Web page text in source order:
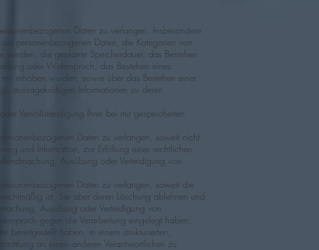
Daten zu verlangen. Insbesondere
personenbezogenen Daten, die Kategorien von
die geplante Speicherdauer, das Bestehen
oder Widerspruch, das Bestehen eines
erhoben wurden, sowie über das Bestehen einer
aussagekräftigen Informationen zu deren
Vervollständigung Ihrer bei mir gespeicherten
Daten zu verlangen, soweit nicht
und Information, zur Erfüllung einer rechtlichen
Ausübung oder Verteidigung von
Daten zu verlangen, soweit die
ist, Sie aber deren Löschung ablehnen und
Ausübung oder Verteidigung von
gegen die Verarbeitung eingelegt haben;
bereitgestellt haben, in einem strukturierten,
an einen anderen Verantwortlichen zu